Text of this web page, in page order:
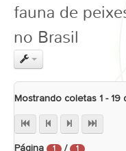
Árvore Taxonômica
Estatísticas
Login
fauna de
no Brasil
Mostrando coletas 1 - 19
Página 1 / 1